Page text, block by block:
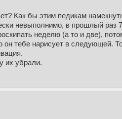
Как бы этим педикам
невыполнимо, в прошлый раз
неделю (а то и две),
тебе нарисует в следующей.
их убрали.